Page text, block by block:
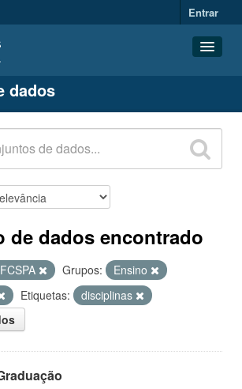
Entrar
dados
de dados encontrado
Grupos:
Ensino
Etiquetas:
disciplinas